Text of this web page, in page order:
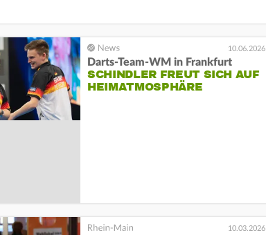
10.06.2026
Darts-Team-WM in Frankfurt
SCHINDLER FREUT SICH AUF
HEIMATMOSPHÄRE
10.03.2026